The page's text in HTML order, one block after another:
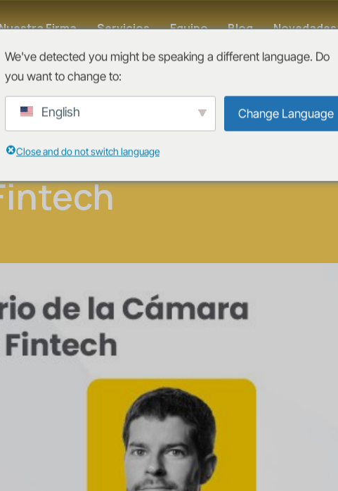
Firma Servicios Equipo Blog Novedades
parte del
de la Cámara
We've detected you might be speaking a different language. Do
you want to change to:
English Change Language
Close and do not switch language